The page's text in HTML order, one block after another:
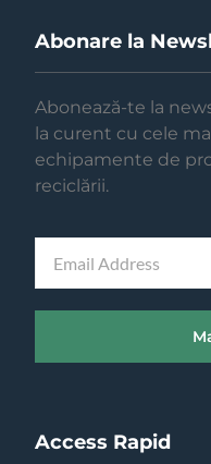
Access Rapid
Abonare la
Abonează-te la
la curent cu cele
echipamente de
reciclării.